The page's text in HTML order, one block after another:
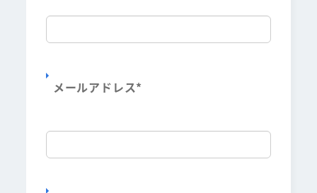
メールアドレス*